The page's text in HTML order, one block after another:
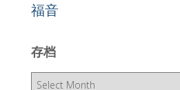
福音
存档
存